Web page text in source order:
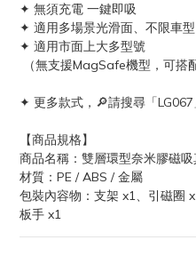
✦ 無須充電 一鍵即吸
✦ 適用多場景光滑面、不限車型
✦ 適用市面上大多型號
（無支援MagSafe機型，可搭
✦ 更多款式，🔎請搜尋「
【商品規格】
商品名稱：雙層環型奈米膠磁
材質：PE / ABS / 金屬
包裝內容物：支架 x1、引磁圈
板手 x1